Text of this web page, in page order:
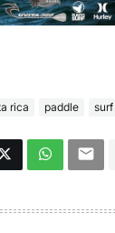
rica paddle surf